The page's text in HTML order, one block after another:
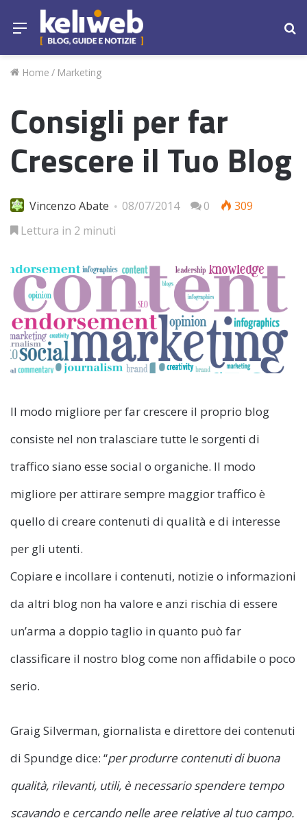
Menu
Home / Marketing
Consigli per far
Crescere il Tuo Blog
Vincenzo Abate 08/07/2014 0
309
Lettura in 2 minuti
Il modo migliore per far crescere il proprio blog
consiste nel non tralasciare tutte le sorgenti di
traffico siano esse social o organiche. Il modo
migliore per attirare sempre maggior traffico è
quello di creare contenuti di qualità e di interesse
per gli utenti.
Copiare e incollare i contenuti, notizie o informazioni
da altri blog non ha valore e anzi rischia di essere
un’arma a doppio taglio in quanto può far
classificare il nostro blog come non affidabile o poco
serio.
Graig Silverman, giornalista e direttore dei contenuti
di Spundge dice: “per produrre contenuti di buona
qualità, rilevanti, utili, è necessario spendere tempo
scavando e cercando nelle aree relative al tuo campo.